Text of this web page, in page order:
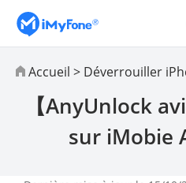
Accueil > Déverrouiller
【AnyUnlock
sur iMobie